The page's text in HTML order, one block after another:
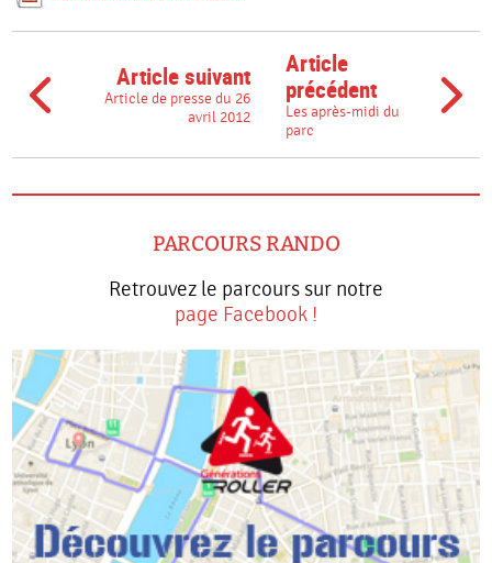
Article suivant
Article de presse du 26
avril 2012
Article
précédent
Les après-midi du
parc
PARCOURS RANDO
Retrouvez le parcours sur notre
page Facebook !